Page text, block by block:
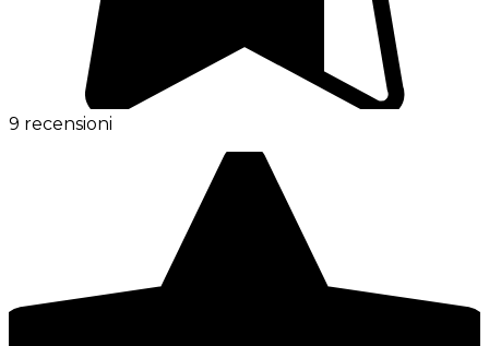
9 recensioni